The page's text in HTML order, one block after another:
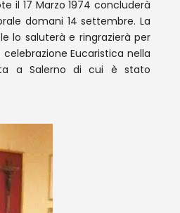
il 17 Marzo 1974 concluderà
domani 14 settembre. La
lo saluterà e ringrazierà per
Eucaristica nella
a Salerno di cui è stato